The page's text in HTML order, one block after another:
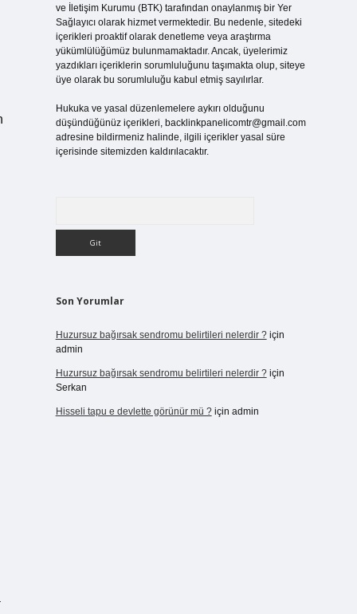
ve İletişim Kurumu (BTK) tarafından onaylanmış bir Yer
Sağlayıcı olarak hizmet vermektedir. Bu nedenle, sitedeki
içerikleri proaktif olarak denetleme veya araştırma
yükümlülüğümüz bulunmamaktadır. Ancak, üyelerimiz
yazdıkları içeriklerin sorumluluğunu taşımakta olup, siteye
üye olarak bu sorumluluğu kabul etmiş sayılırlar.
Hukuka ve yasal düzenlemelere aykırı olduğunu
düşündüğünüz içerikleri, backlinkpanelicomtr@gmail.com
adresine bildirmeniz halinde, ilgili içerikler yasal süre
içerisinde sitemizden kaldırılacaktır.
Son Yorumlar
Huzursuz bağırsak sendromu belirtileri nelerdir ?için
admin
Huzursuz bağırsak sendromu belirtileri nelerdir ?için
Serkan
Hisseli tapu e devlette görünür mü ?için admin